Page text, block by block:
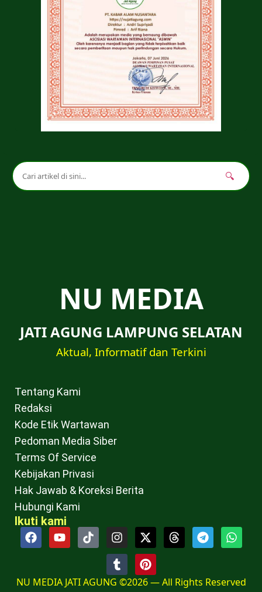
🔍
NU MEDIA
JATI AGUNG LAMPUNG SELATAN
Aktual, Informatif dan Terkini
Tentang Kami
Redaksi
Kode Etik Wartawan
Pedoman Media Siber
Terms Of Service
Kebijakan Privasi
Hak Jawab & Koreksi Berita
Hubungi Kami
Ikuti kami
NU MEDIA JATI AGUNG ©2026 — All Rights Reserved